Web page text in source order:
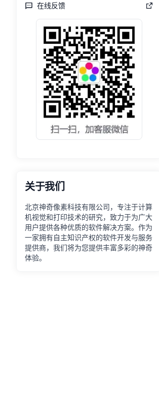
在线反馈
关于我们
北京神奇像素科技有限公司，专注于计算
机视觉和打印技术的研究，致力于为广大
用户提供各种优质的软件解决方案。作为
一家拥有自主知识产权的软件开发与服务
提供商，我们将为您提供丰富多彩的神奇
体验。